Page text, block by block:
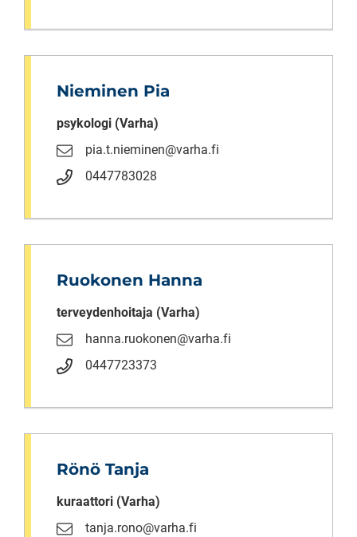
Nieminen Pia
psykologi (Varha)
pia.t.nieminen@varha.fi
0447783028
Ruokonen Hanna
terveydenhoitaja (Varha)
hanna.ruokonen@varha.fi
0447723373
Rönö Tanja
kuraattori (Varha)
tanja.rono@varha.fi